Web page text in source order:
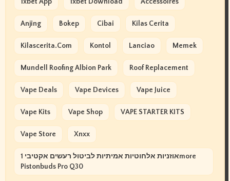
1xbet App 1xbet Download Accessoires
Anjing Bokep Cibai Kilas Cerita
Kilascerita.com Kontol Lanciao Memek
Mundell Roofing Albion Park Roof Replacement
Vape Deals Vape Devices Vape Juice
Vape Kits Vape Shop VAPE STARTER KITS
Vape Store Xnxx
אוזניות אלחוטיות אמיתיות לביטול רעשים אקטיבי 1more
Pistonbuds Pro Q30